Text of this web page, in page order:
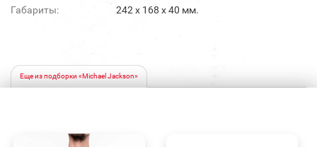
Габариты:
242 х 168 x 40 мм.
Еще из подборки «Michael Jackson»